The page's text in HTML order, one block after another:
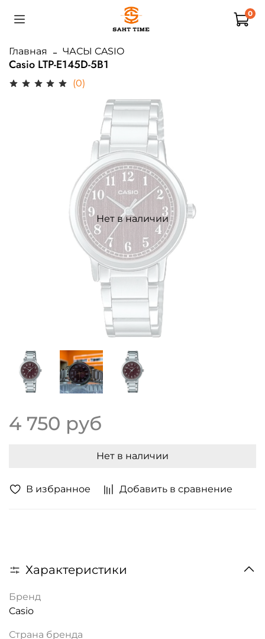
0
Главная ЧАСЫ CASIO
Casio LTP-E145D-5B1
(0)
В избранное Добавить в сравнение
Нет в наличии
4 750 руб
Нет в наличии
Характеристики
Бренд
Casio
Страна бренда